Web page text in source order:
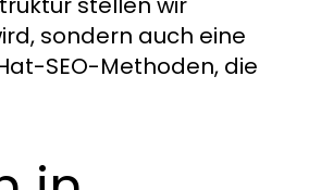
sondern auch eine
SEO-Methoden, die